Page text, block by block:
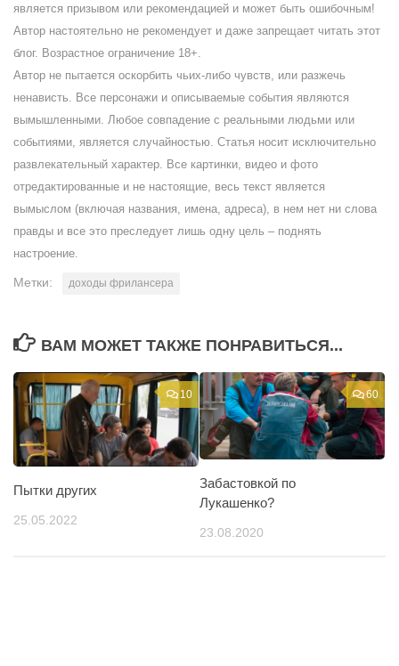
является призывом или рекомендацией и может быть ошибочным!
Автор настоятельно не рекомендует и даже запрещает читать этот
блог. Возрастное ограничение 18+.
Автор не пытается оскорбить чьих-либо чувств, или разжечь
ненависть. Все персонажи и описываемые события являются
вымышленными. Любое совпадение с реальными людьми или
событиями, является случайностью. Статья носит исключительно
развлекательный характер. Все картинки, видео и фото
отредактированные и не настоящие, весь текст является
вымыслом (включая названия, имена, адреса), в нем нет ни слова
правды и все это преследует лишь одну цель – поднять
настроение.
Метки: доходы фрилансера
ВАМ МОЖЕТ ТАКЖЕ ПОНРАВИТЬСЯ...
10
Пытки других
25.05.2022
60
Забастовкой по
Лукашенко?
23.08.2020